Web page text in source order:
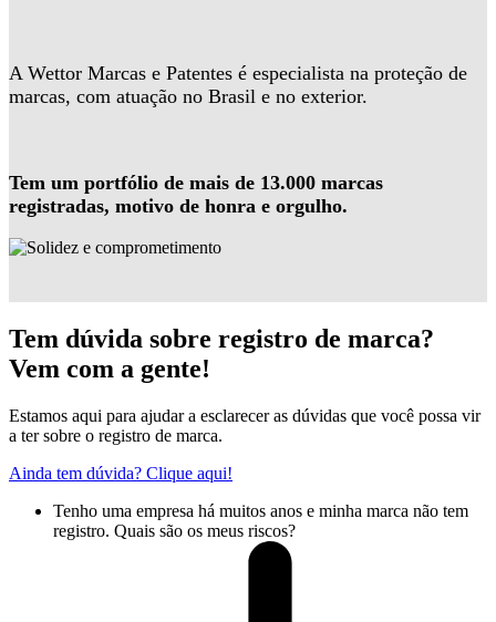
A Wettor Marcas e Patentes é especialista na proteção de
marcas, com atuação no Brasil e no exterior.
Tem um portfólio de mais de 13.000 marcas
registradas, motivo de honra e orgulho.
Tem dúvida sobre registro de marca?
Vem com a gente!
Estamos aqui para ajudar a esclarecer as dúvidas que você possa vir
a ter sobre o registro de marca.
Ainda tem dúvida? Clique aqui!
Tenho uma empresa há muitos anos e minha marca não tem
registro. Quais são os meus riscos?